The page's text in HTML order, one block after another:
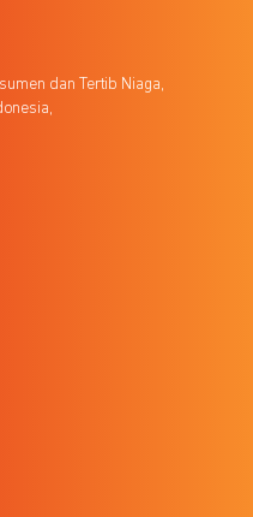
dan Tertib Niaga,